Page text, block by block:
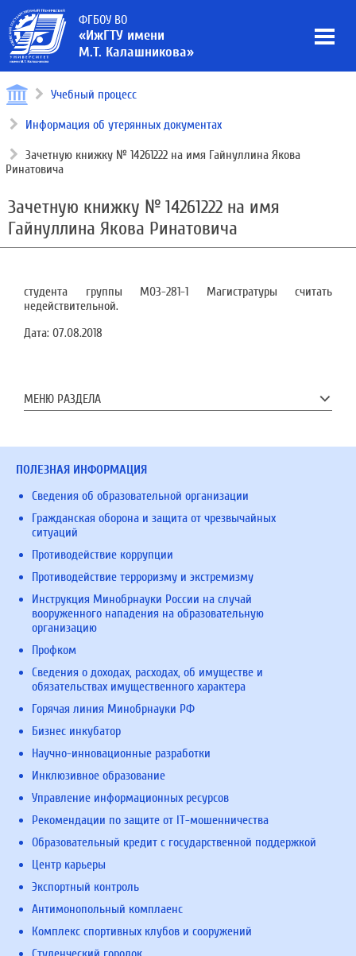
ФГБОУ ВО
«ИжГТУ имени
М.Т. Калашникова»
Учебный процесс
Информация об утерянных документах
Зачетную книжку № 14261222 на имя Гайнуллина Якова
Ринатовича
Зачетную книжку № 14261222 на имя
Гайнуллина Якова Ринатовича
студента группы М03-281-1 Магистратуры считать
недействительной.
Дата: 07.08.2018
МЕНЮ РАЗДЕЛА
ПОЛЕЗНАЯ ИНФОРМАЦИЯ
Сведения об образовательной организации
Гражданская оборона и защита от чрезвычайных
ситуаций
Противодействие коррупции
Противодействие терроризму и экстремизму
Инструкция Минобрнауки России на случай
вооруженного нападения на образовательную
организацию
Профком
Сведения о доходах, расходах, об имуществе и
обязательствах имущественного характера
Горячая линия Минобрнауки РФ
Бизнес инкубатор
Научно-инновационные разработки
Инклюзивное образование
Управление информационных ресурсов
Рекомендации по защите от IT-мошенничества
Образовательный кредит с государственной поддержкой
Центр карьеры
Экспортный контроль
Антимонопольный комплаенс
Комплекс спортивных клубов и сооружений